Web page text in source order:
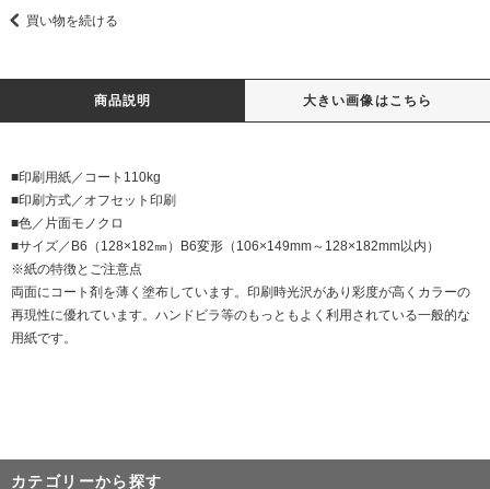
買い物を続ける
商品説明 大きい画像はこちら
■印刷用紙／コート110kg
■印刷方式／オフセット印刷
■色／片面モノクロ
■サイズ／B6（128×182㎜）B6変形（106×149mm～128×182mm以内）
※紙の特徴とご注意点
両面にコート剤を薄く塗布しています。印刷時光沢があり彩度が高くカラーの
再現性に優れています。ハンドビラ等のもっともよく利用されている一般的な
用紙です。
カテゴリーから探す